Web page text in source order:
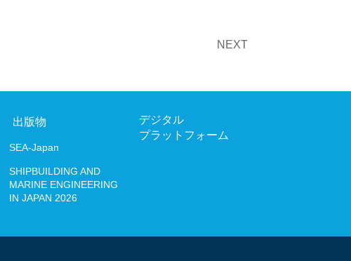
お問い合わせ
NEXT
出版物
SEA-Japan
SHIPBUILDING AND
MARINE ENGINEERING
IN JAPAN 2026
デジタル
プラットフォーム